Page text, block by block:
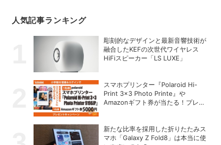
人気記事ランキング
彫刻的なデザインと最新音響技術が
融合したKEFの次世代ワイヤレス
HiFiスピーカー「LS LUXE」
スマホプリンター『Polaroid Hi-
Print 3×3 Photo Printe』や
Amazonギフト券が当たる！プレゼ
新たな比率を採用した折りたたみス
マホ「Galaxy Z Fold8」は本当に使